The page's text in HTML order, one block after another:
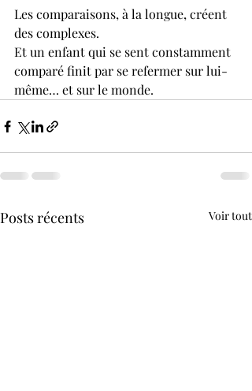
Les comparaisons, à la longue, créent
des complexes.
Et un enfant qui se sent constamment
comparé finit par se refermer sur lui-
même… et sur le monde.
Posts récents Voir tout